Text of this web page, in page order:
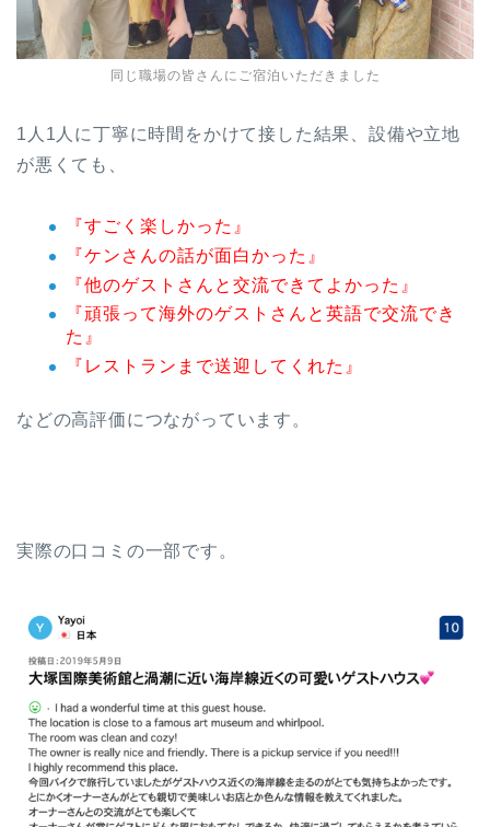
同じ職場の皆さんにご宿泊いただきました
1人1人に丁寧に時間をかけて接した結果、設備や立地
が悪くても、
『すごく楽しかった』
『ケンさんの話が面白かった』
『他のゲストさんと交流できてよかった』
『頑張って海外のゲストさんと英語で交流でき
た』
『レストランまで送迎してくれた』
などの高評価につながっています。
実際の口コミの一部です。